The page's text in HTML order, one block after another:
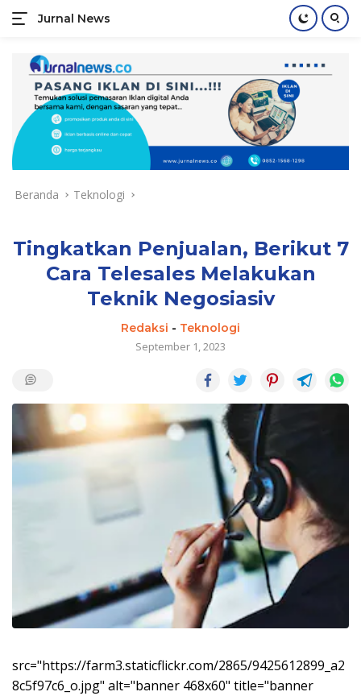
konten
Jurnal News
Jendela
Rakyat
Beranda Teknologi
Tingkatkan Penjualan, Berikut 7
Cara Telesales Melakukan
Teknik Negosiasiv
Redaksi - Teknologi
September 1, 2023
src="https://farm3.staticflickr.com/2865/9425612899_a2
8c5f97c6_o.jpg" alt="banner 468x60" title="banner